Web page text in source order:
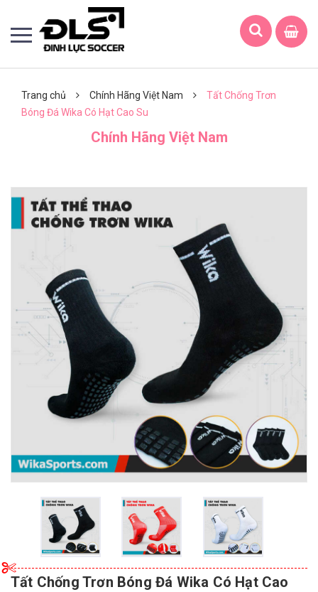
Trang chủ Chính Hãng Việt Nam
Tất Chống Trơn
Bóng Đá Wika Có Hạt Cao Su
Chính Hãng Việt Nam
Tất Chống Trơn Bóng Đá Wika Có Hạt Cao